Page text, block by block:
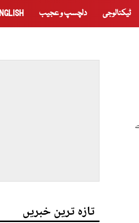
ٹیکنالوجی دلچسپ و عجیب
تازہ ترین خبریں